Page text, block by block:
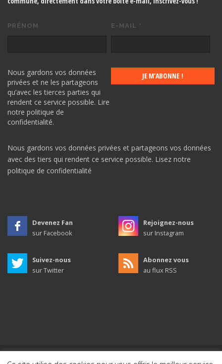
PRÉNOM E-MAIL *
Nous gardons vos données
privées et ne les partageons
qu’avec les tierces parties qui
rendent ce service possible. Lire
notre politique de
confidentialité.
Nous gardons vos données privées et partageons vos données
avec des tiers qui rendent ce service possible. Lisez notre
politique de confidentialité
Devenez Fan
sur Facebook
Rejoignez-nous
sur Instagram
Suivez-nous
sur Twitter
Abonnez vous
au flux RSS